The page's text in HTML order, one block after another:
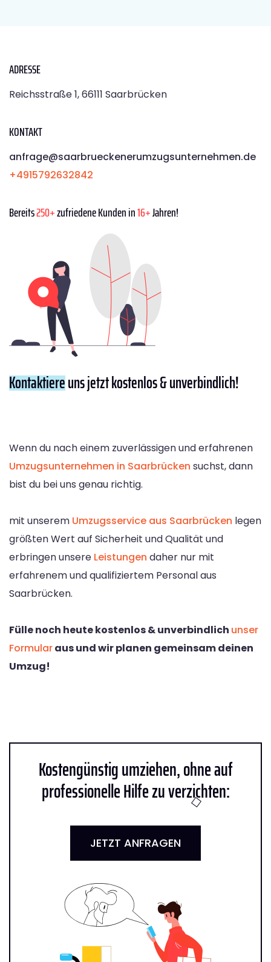
ADRESSE
Reichsstraße 1, 66111 Saarbrücken
KONTAKT
anfrage@saarbrueckenerumzugsunternehmen.de
+4915792632842
Bereits250+zufriedene Kunden in16+Jahren!
Kontaktiereuns jetzt kostenlos & unverbindlich!
Wenn du nach einem zuverlässigen und erfahrenen
Umzugsunternehmen in Saarbrücken suchst, dann
bist du bei uns genau richtig.
mit unserem Umzugsservice aus Saarbrücken legen
größten Wert auf Sicherheit und Qualität und
erbringen unsere Leistungen daher nur mit
erfahrenem und qualifiziertem Personal aus
Saarbrücken.
Fülle noch heute kostenlos & unverbindlich unser
Formularaus und wir planen gemeinsam deinen
Umzug!
Kostengünstig umziehen, ohne auf
professionelle Hilfe zu verzichten:
JETZT ANFRAGEN